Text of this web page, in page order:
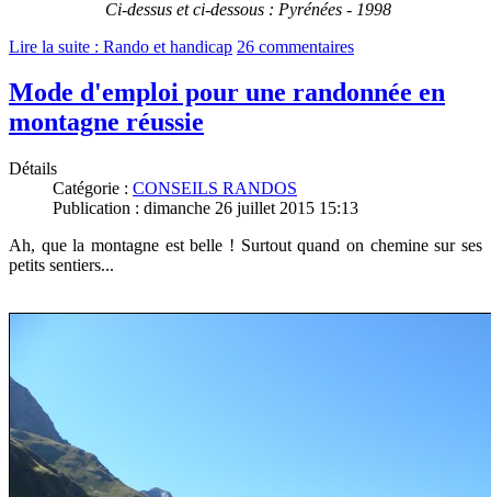
Ci-dessus et ci-dessous : Pyrénées - 1998
Lire la suite : Rando et handicap 26 commentaires
Mode d'emploi pour une randonnée en
montagne réussie
Détails
Catégorie : CONSEILS RANDOS
Publication : dimanche 26 juillet 2015 15:13
Ah, que la montagne est belle ! Surtout quand on chemine sur ses
petits sentiers...